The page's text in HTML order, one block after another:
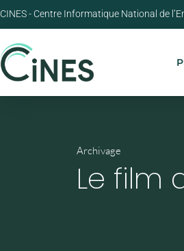
CINES - Centre Informatique National de
Archivage
Le film